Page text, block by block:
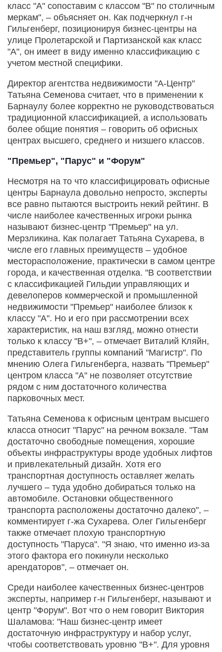
класс "А" сопоставим с классом "В" по столичным
меркам", – объясняет он. Как подчеркнул г-н
Гильгенберг, позиционируя бизнес-центры на
улице Пролетарской и Партизанской как класс
"А", он имеет в виду именно классификацию с
учетом местной специфики.
Директор агентства недвижимости "А-Центр"
Татьяна Семенова считает, что в применении к
Барнаулу более корректно не руководствоваться
традиционной классификацией, а использовать
более общие понятия – говорить об офисных
центрах высшего, среднего и низшего классов.
"Премьер", "Парус" и "Форум"
Несмотря на то что классифицировать офисные
центры Барнаула довольно непросто, эксперты
все равно пытаются выстроить некий рейтинг. В
числе наиболее качественных игроки рынка
называют бизнес-центр "Премьер" на ул.
Мерзликина. Как полагает Татьяна Сухарева, в
числе его главных преимуществ – удобное
месторасположение, практически в самом центре
города, и качественная отделка. "В соответствии
с классификацией Гильдии управляющих и
девелоперов коммерческой и промышленной
недвижимости "Премьер" наиболее близок к
классу "А". Но и его при рассмотрении всех
характеристик, на наш взгляд, можно отнести
только к классу "В+", – отмечает Виталий Кляйн,
представитель группы компаний "Магистр". По
мнению Олега Гильгенберга, назвать "Премьер"
центром класса "А" не позволяет отсутствие
рядом с ним достаточного количества
парковочных мест.
Татьяна Семенова к офисным центрам высшего
класса относит "Парус" на речном вокзале. "Там
достаточно свободные помещения, хорошие
объекты инфраструктуры вроде удобных лифтов
и привлекательный дизайн. Хотя его
транспортная доступность оставляет желать
лучшего – туда удобно добираться только на
автомобиле. Остановки общественного
транспорта расположены достаточно далеко", –
комментирует г-жа Сухарева. Олег Гильгенберг
также отмечает плохую транспортную
доступность "Паруса". "Я знаю, что именно из-за
этого фактора его покинули несколько
арендаторов", – отмечает он.
Среди наиболее качественных бизнес-центров
эксперты, например г-н Гильгенберг, называют и
центр "Форум". Вот что о нем говорит Виктория
Шаламова: "Наш бизнес-центр имеет
достаточную инфраструктуру и набор услуг,
чтобы соответствовать уровню "В+". Для уровня